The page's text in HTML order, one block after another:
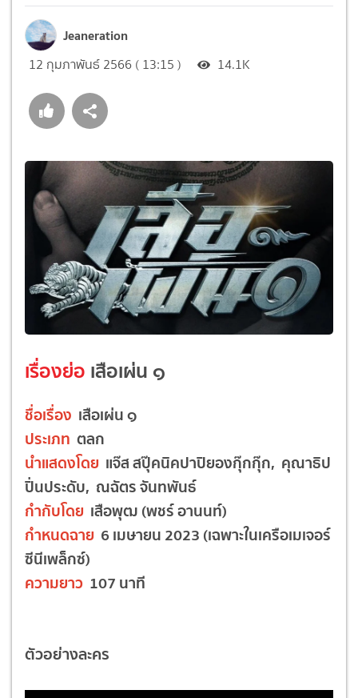
Jeaneration
12 กุมภาพันธ์ 2566 ( 13:15 ) 14.1K
เรื่องย่อ เสือเผ่น ๑
ชื่อเรื่อง เสือเผ่น ๑
ประเภท ตลก
นำแสดงโดย แจ๊ส สปุ๊คนิคปาปิยองกุ๊กกุ๊ก, คุณาธิป
ปิ่นประดับ, ณฉัตร จันทพันธ์
กำกับโดย เสือพุฒ (พชร์ อานนท์)
กำหนดฉาย 6 เมษายน 2023 (เฉพาะในเครือเมเจอร์
ซีนีเพล็กซ์)
ความยาว 107 นาที
ตัวอย่างละคร